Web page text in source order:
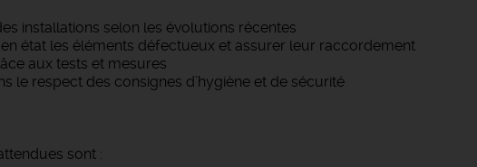
installations selon les évolutions récentes
état les éléments défectueux et assurer leur raccordement
aux tests et mesures
le respect des consignes d’hygiène et de sécurité
sont :